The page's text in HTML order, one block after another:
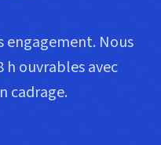
engagement. Nous
h ouvrables avec
cadrage.